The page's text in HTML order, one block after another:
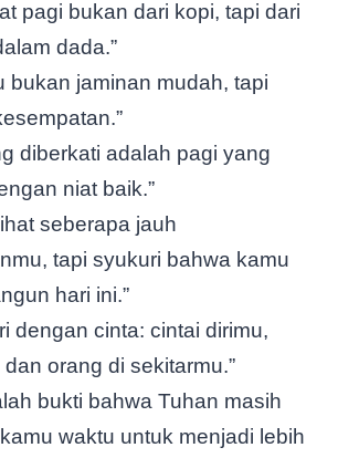
pagi bukan dari kopi, tapi dari
dada.”
bukan jaminan mudah, tapi
diberkati adalah pagi yang
niat baik.”
seberapa jauh
tapi syukuri bahwa kamu
hari ini.”
dengan cinta: cintai dirimu,
orang di sekitarmu.”
bukti bahwa Tuhan masih
waktu untuk menjadi lebih